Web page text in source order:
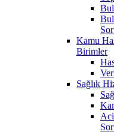
Kamu
Birimler
Sağlık